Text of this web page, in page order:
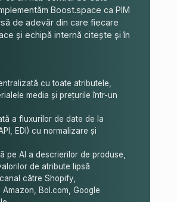
Boost.space ca PIM
de adevăr din care fiecare
și echipă internă citește și în
cu toate atributele,
media și prețurile într-un
a fluxurilor de date de la
EDI) cu normalizare și
pe AI a descrierilor de produse,
de atribute lipsă
către Shopify,
Amazon, Bol.com, Google